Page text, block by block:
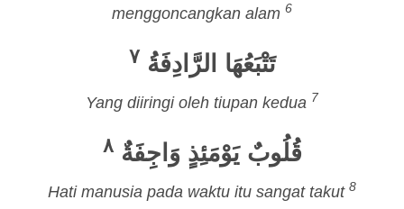
menggoncangkan alam 6
تَتْبَعُهَا الرَّادِفَةُ ٧
Yang diiringi oleh tiupan kedua 7
قُلُوبٌ يَوْمَئِذٍ وَاجِفَةٌ٨
Hati manusia pada waktu itu sangat takut 8